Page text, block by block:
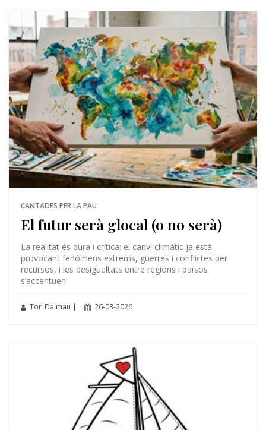
CANTADES PER LA PAU
El futur serà glocal (o no serà)
La realitat és dura i crítica: el canvi climàtic ja està
provocant fenòmens extrems, guerres i conflictes per
recursos, i les desigualtats entre regions i països
s’accentuen
Ton Dalmau | 26-03-2026